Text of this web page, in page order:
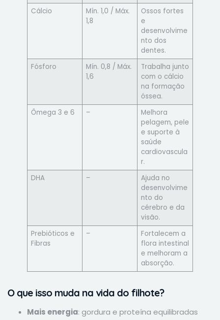
Cálcio
Mín. 1,0 / Máx.
1,8
Ossos fortes
e
desenvolvime
nto dos
dentes.
Fósforo
Mín. 0,8 / Máx.
1,6
Trabalha junto
com o cálcio
na formação
óssea.
Ômega 3 e 6
–
Melhora
pelagem, pele
e suporte à
saúde
cardiovascula
r.
DHA
–
Ajuda no
desenvolvime
nto do
cérebro e da
visão.
Prebióticos e
Fibras
–
Fortalecem a
flora intestinal
e melhoram a
absorção.
O que isso muda na vida do filhote?
Mais energia: gordura e proteína equilibradas